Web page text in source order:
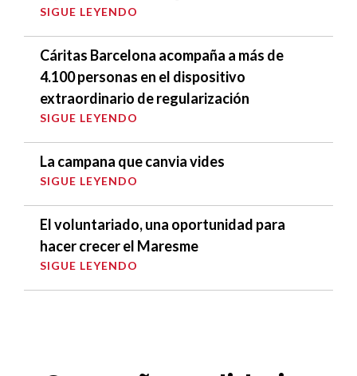
SIGUE LEYENDO
Cáritas Barcelona acompaña a más de
4.100 personas en el dispositivo
extraordinario de regularización
SIGUE LEYENDO
La campana que canvia vides
SIGUE LEYENDO
El voluntariado, una oportunidad para
hacer crecer el Maresme
SIGUE LEYENDO